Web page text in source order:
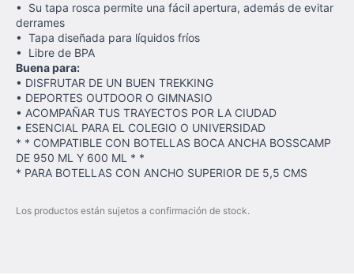
• Su tapa rosca permite una fácil apertura, además de evitar
derrames
• Tapa diseñada para líquidos fríos
• Libre de BPA
Buena para:
• DISFRUTAR DE UN BUEN TREKKING
• DEPORTES OUTDOOR O GIMNASIO
• ACOMPAÑAR TUS TRAYECTOS POR LA CIUDAD
• ESENCIAL PARA EL COLEGIO O UNIVERSIDAD
* * COMPATIBLE CON BOTELLAS BOCA ANCHA BOSSCAMP
DE 950 ML Y 600 ML * *
* PARA BOTELLAS CON ANCHO SUPERIOR DE 5,5 CMS
Los productos están sujetos a confirmación de stock.